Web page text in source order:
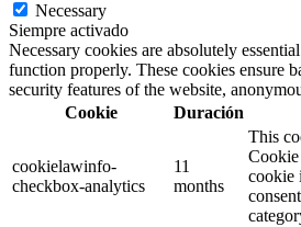
Necessary
Siempre activado
Necessary cookies are absolutely
function properly. These cookies ensure
security features of the website,
Cookie
Duración
cookielawinfo-
checkbox-analytics
11
months
This
cookie